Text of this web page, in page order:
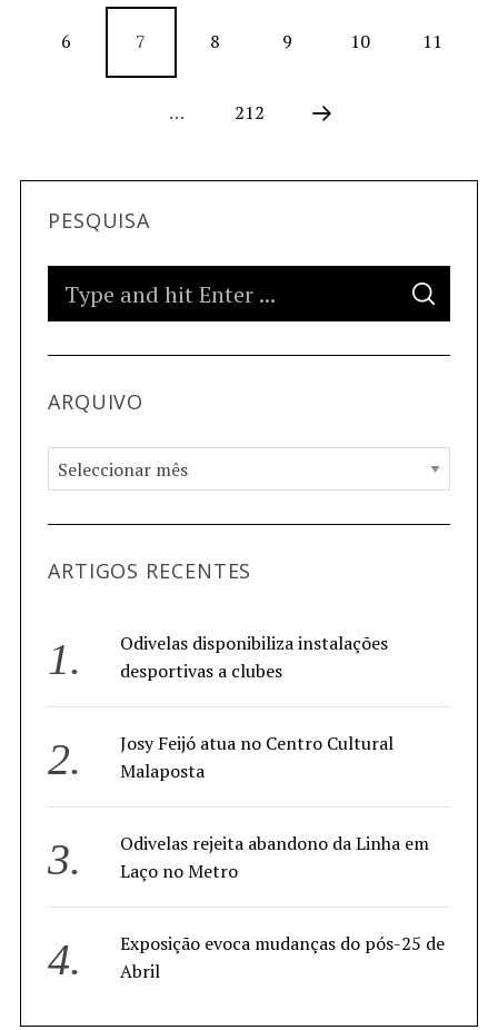
6 7 8 9 10 11
… 212
PESQUISA
ARQUIVO
ARTIGOS RECENTES
Odivelas disponibiliza instalações
desportivas a clubes
Josy Feijó atua no Centro Cultural
Malaposta
Odivelas rejeita abandono da Linha em
Laço no Metro
Exposição evoca mudanças do pós-25 de
Abril